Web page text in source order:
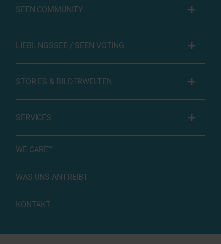
SEEN COMMUNITY
LIEBLINGSSEE / SEEN VOTING
STORIES & BILDERWELTEN
SERVICES
WE CARE™
WAS UNS ANTREIBT
KONTAKT